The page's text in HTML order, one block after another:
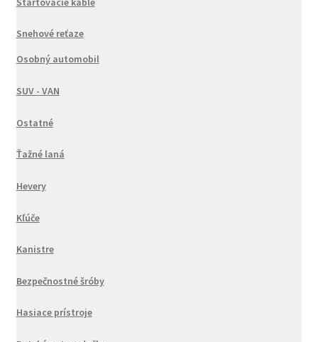
Snehové reťaze
Osobný automobil
SUV - VAN
Ostatné
Ťažné laná
Hevery
Kľúče
Kanistre
Bezpečnostné šróby
Hasiace prístroje